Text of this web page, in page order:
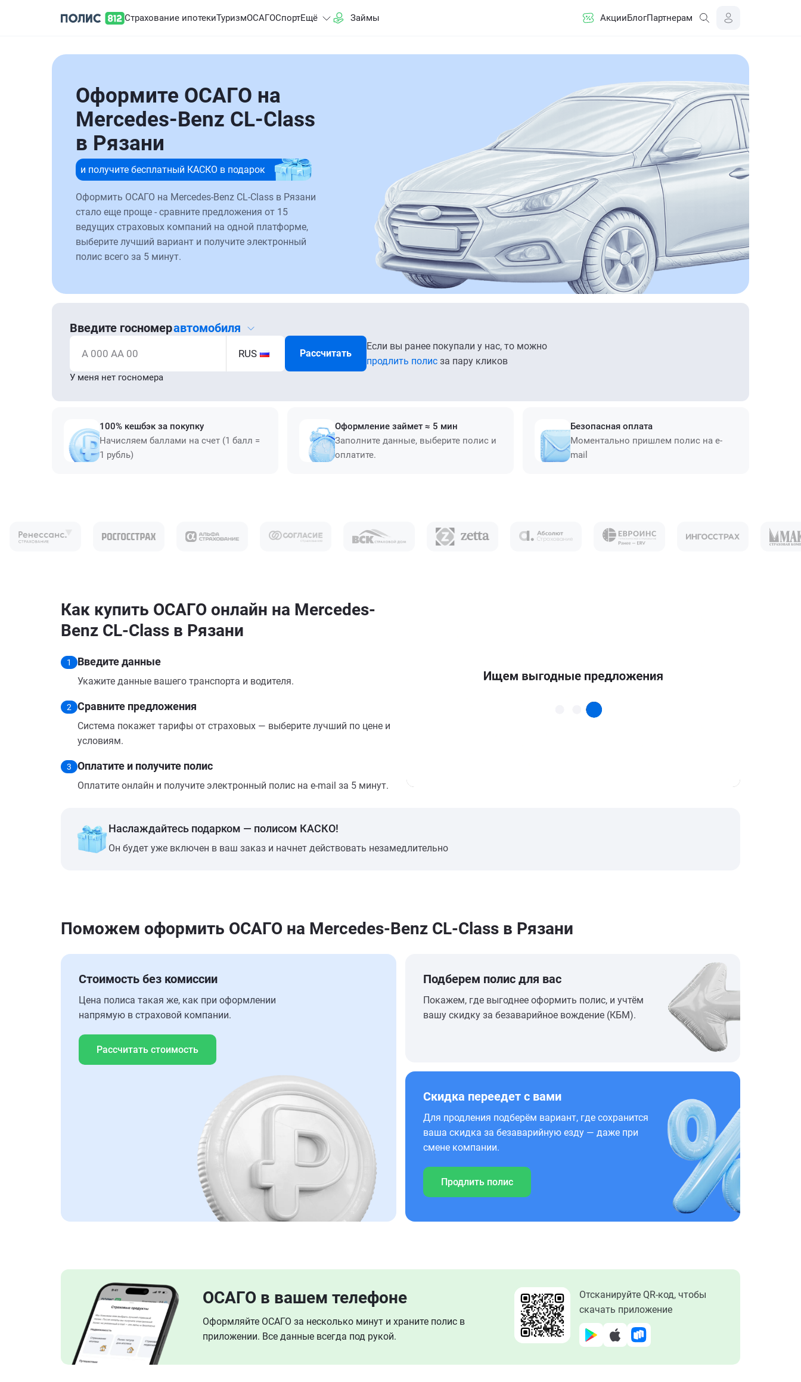
Страхование ипотекиТуризмОСАГОСпортЕщё Займы АкцииБлогПартнерам
Оформите ОСАГО на
Mercedes-Benz CL-Class
в Рязани
и получите бесплатный КАСКО в подарок
Оформить ОСАГО на Mercedes-Benz CL-Class в Рязани
стало еще проще - сравните предложения от 15
ведущих страховых компаний на одной платформе,
выберите лучший вариант и получите электронный
полис всего за 5 минут.
Введите госномеравтомобиля
А 000 АА 00 RUS Рассчитать
Если вы ранее покупали у нас, то можно
продлить полис за пару кликов
У меня нет госномера
100% кешбэк за покупку
Начисляем баллами на счет (1 балл =
1 рубль)
Оформление займет ≈ 5 мин
Заполните данные, выберите полис и
оплатите.
Безопасная оплата
Моментально пришлем полис на e-
mail
Как купить ОСАГО онлайн на Mercedes-
Benz CL-Class в Рязани
1 Введите данные
Укажите данные вашего транспорта и водителя.
2 Сравните предложения
Система покажет тарифы от страховых — выберите лучший по цене и
условиям.
3 Оплатите и получите полис
Оплатите онлайн и получите электронный полис на e-mail за 5 минут.
Наслаждайтесь подарком — полисом КАСКО!
Он будет уже включен в ваш заказ и начнет действовать незамедлительно
Поможем оформить ОСАГО на Mercedes-Benz CL-Class в Рязани
Стоимость без комиссии
Цена полиса такая же, как при оформлении
напрямую в страховой компании.
Рассчитать стоимость
Подберем полис для вас
Покажем, где выгоднее оформить полис, и учтём
вашу скидку за безаварийное вождение (КБМ).
Скидка переедет с вами
Для продления подберём вариант, где сохранится
ваша скидка за безаварийную езду — даже при
смене компании.
Продлить полис
ОСАГО в вашем телефоне
Оформляйте ОСАГО за несколько минут и храните полис в
приложении. Все данные всегда под рукой.
Отсканируйте QR-код, чтобы
скачать приложение